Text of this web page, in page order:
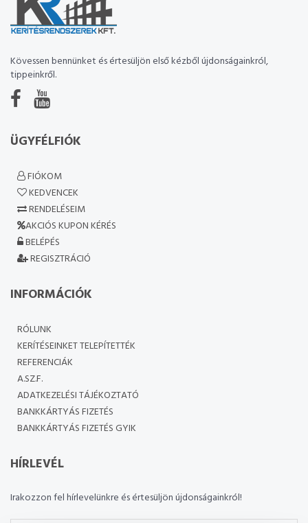
Kövessen bennünket és értesüljön első kézből újdonságainkról,
tippeinkről.
ÜGYFÉLFIÓK
FIÓKOM
KEDVENCEK
RENDELÉSEIM
AKCIÓS KUPON KÉRÉS
BELÉPÉS
REGISZTRÁCIÓ
INFORMÁCIÓK
RÓLUNK
KERÍTÉSEINKET TELEPÍTETTÉK
REFERENCIÁK
A.SZ.F.
ADATKEZELÉSI TÁJÉKOZTATÓ
BANKKÁRTYÁS FIZETÉS
BANKKÁRTYÁS FIZETÉS GYIK
HÍRLEVÉL
Irakozzon fel hírlevelünkre és értesüljön újdonságainkról!